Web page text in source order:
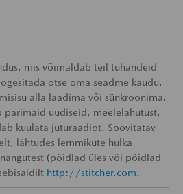
mis võimaldab teil tuhandeid
otse oma seadme kaudu,
alla laadima või sünkroonima.
parimaid uudiseid, meelelahutust,
kuulata juturaadiot. Soovitatav
lähtudes lemmikute hulka
(pöidlad üles või pöidlad
http://stitcher.com.